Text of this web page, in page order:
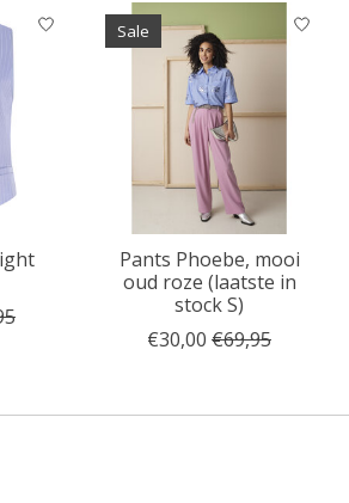
Sale
Pants Phoebe, mooi
oud roze (laatste in
stock S)
€30,00 €69,95